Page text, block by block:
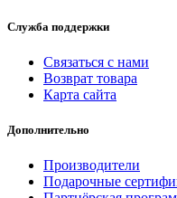
Служба поддержки
Связаться с нами
Возврат товара
Карта сайта
Дополнительно
Производители
Подарочные